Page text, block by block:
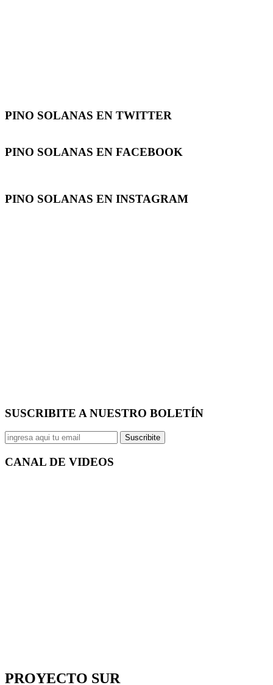
PINO SOLANAS EN TWITTER
PINO SOLANAS EN FACEBOOK
PINO SOLANAS EN INSTAGRAM
SUSCRIBITE A NUESTRO BOLETÍN
Suscribite
CANAL DE VIDEOS
PROYECTO SUR